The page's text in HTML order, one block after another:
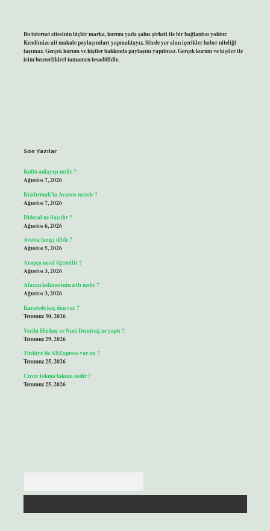
Bu internet sitesinin hiçbir marka, kurum yada şahıs şirketi ile bir bağlantısı yoktur.
Kendimize ait makale paylaşımları yapmaktayız. Sitede yer alan içerikler haber niteliği
taşımaz. Gerçek kurum ve kişiler hakkında paylaşım yapılmaz. Gerçek kurum ve kişiler ile
isim benzerlikleri tamamen tesadüfidir.
Son Yazılar
Kutlu anlayışı nedir ?
Ağustos 7, 2026
Kızılırmak’ta Avanos nerede ?
Ağustos 7, 2026
Dideral ne ilacıdır ?
Ağustos 6, 2026
Avesta hangi dilde ?
Ağustos 5, 2026
Arapça nasıl öğrenilir ?
Ağustos 3, 2026
Afacan kelimesinin zıttı nedir ?
Ağustos 3, 2026
Karatede kaç dan var ?
Temmuz 30, 2026
Vecihi Hürkuş ve Nuri Demirağ ne yaptı ?
Temmuz 29, 2026
Türkiye’de AliExpress var mı ?
Temmuz 25, 2026
Cırcır lokma takımı nedir ?
Temmuz 25, 2026